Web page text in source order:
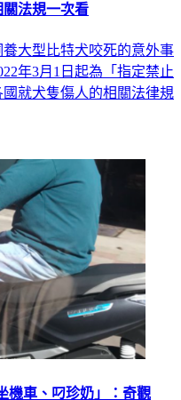
法規一次看
大型比特犬咬死的意外事
年3月1日起為「指定禁止
就犬隻傷人的相關法律規
機車、叼珍奶」：奇觀